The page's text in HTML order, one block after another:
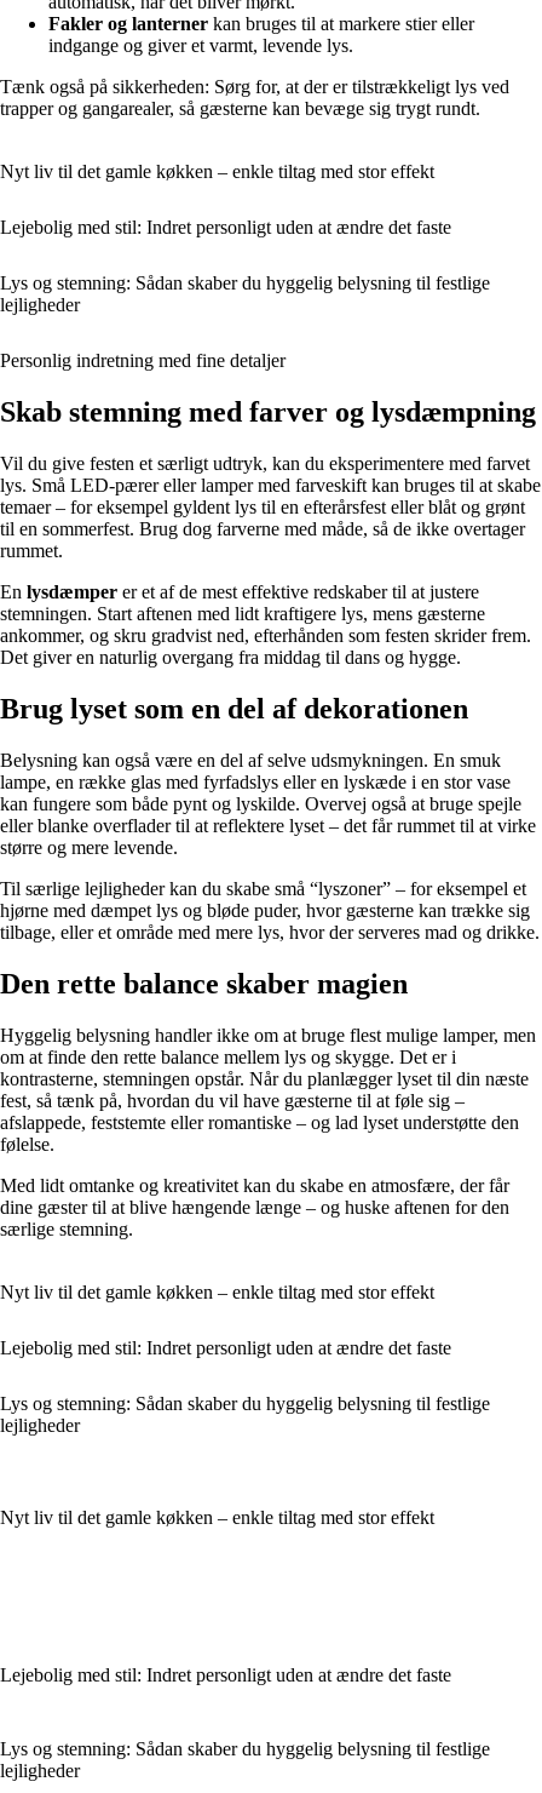
Fakler og lanterner kan bruges til at markere stier eller
indgange og giver et varmt, levende lys.
Tænk også på sikkerheden: Sørg for, at der er tilstrækkeligt lys ved
trapper og gangarealer, så gæsterne kan bevæge sig trygt rundt.
Nyt liv til det gamle køkken – enkle tiltag med stor effekt
Lejebolig med stil: Indret personligt uden at ændre det faste
Lys og stemning: Sådan skaber du hyggelig belysning til festlige
lejligheder
Personlig indretning med fine detaljer
Skab stemning med farver og lysdæmpning
Vil du give festen et særligt udtryk, kan du eksperimentere med farvet
lys. Små LED-pærer eller lamper med farveskift kan bruges til at skabe
temaer – for eksempel gyldent lys til en efterårsfest eller blåt og grønt
til en sommerfest. Brug dog farverne med måde, så de ikke overtager
rummet.
En lysdæmper er et af de mest effektive redskaber til at justere
stemningen. Start aftenen med lidt kraftigere lys, mens gæsterne
ankommer, og skru gradvist ned, efterhånden som festen skrider frem.
Det giver en naturlig overgang fra middag til dans og hygge.
Brug lyset som en del af dekorationen
Belysning kan også være en del af selve udsmykningen. En smuk
lampe, en række glas med fyrfadslys eller en lyskæde i en stor vase
kan fungere som både pynt og lyskilde. Overvej også at bruge spejle
eller blanke overflader til at reflektere lyset – det får rummet til at virke
større og mere levende.
Til særlige lejligheder kan du skabe små “lyszoner” – for eksempel et
hjørne med dæmpet lys og bløde puder, hvor gæsterne kan trække sig
tilbage, eller et område med mere lys, hvor der serveres mad og drikke.
Den rette balance skaber magien
Hyggelig belysning handler ikke om at bruge flest mulige lamper, men
om at finde den rette balance mellem lys og skygge. Det er i
kontrasterne, stemningen opstår. Når du planlægger lyset til din næste
fest, så tænk på, hvordan du vil have gæsterne til at føle sig –
afslappede, feststemte eller romantiske – og lad lyset understøtte den
følelse.
Med lidt omtanke og kreativitet kan du skabe en atmosfære, der får
dine gæster til at blive hængende længe – og huske aftenen for den
særlige stemning.
Nyt liv til det gamle køkken – enkle tiltag med stor effekt
Lejebolig med stil: Indret personligt uden at ændre det faste
Lys og stemning: Sådan skaber du hyggelig belysning til festlige
lejligheder
Nyt liv til det gamle køkken – enkle tiltag med stor effekt
Lejebolig med stil: Indret personligt uden at ændre det faste
Lys og stemning: Sådan skaber du hyggelig belysning til festlige
lejligheder